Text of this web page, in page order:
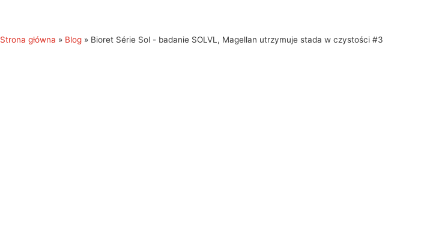
Strona główna » Blog » Bioret Série Sol - badanie SOLVL, Magellan utrzymuje stada w czystości #3